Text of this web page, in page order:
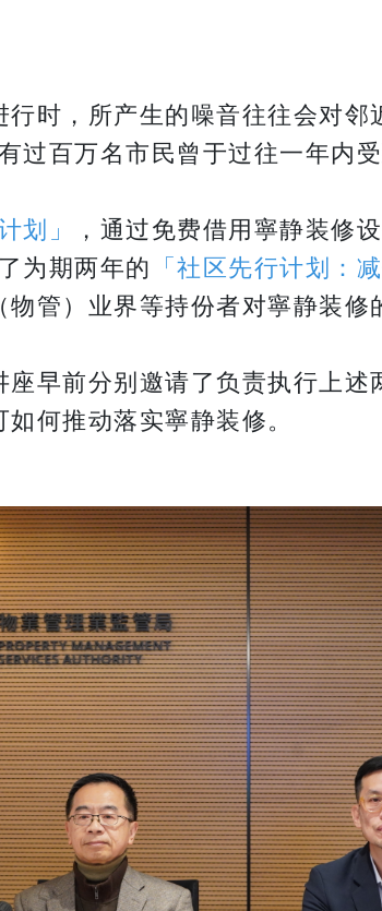
时，所产生的噪音往往会对
过百万名市民曾于过往一年内
划」
，通过免费借用寧静装修
为期两年的 「社区先行计划：
管）业界等持份者对寧静装修
早前分别邀请了负责执行上
何推动落实寧静装修。